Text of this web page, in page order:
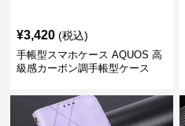
¥3,420 (税込)
手帳型スマホケース AQUOS 高
級感カーボン調手帳型ケース